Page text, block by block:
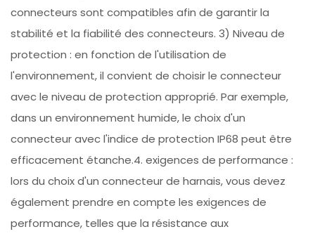
connecteurs sont compatibles afin de garantir la
stabilité et la fiabilité des connecteurs. 3) Niveau de
protection : en fonction de l'utilisation de
l'environnement, il convient de choisir le connecteur
avec le niveau de protection approprié. Par exemple,
dans un environnement humide, le choix d'un
connecteur avec l'indice de protection IP68 peut être
efficacement étanche.4. exigences de performance :
lors du choix d'un connecteur de harnais, vous devez
également prendre en compte les exigences de
performance, telles que la résistance aux